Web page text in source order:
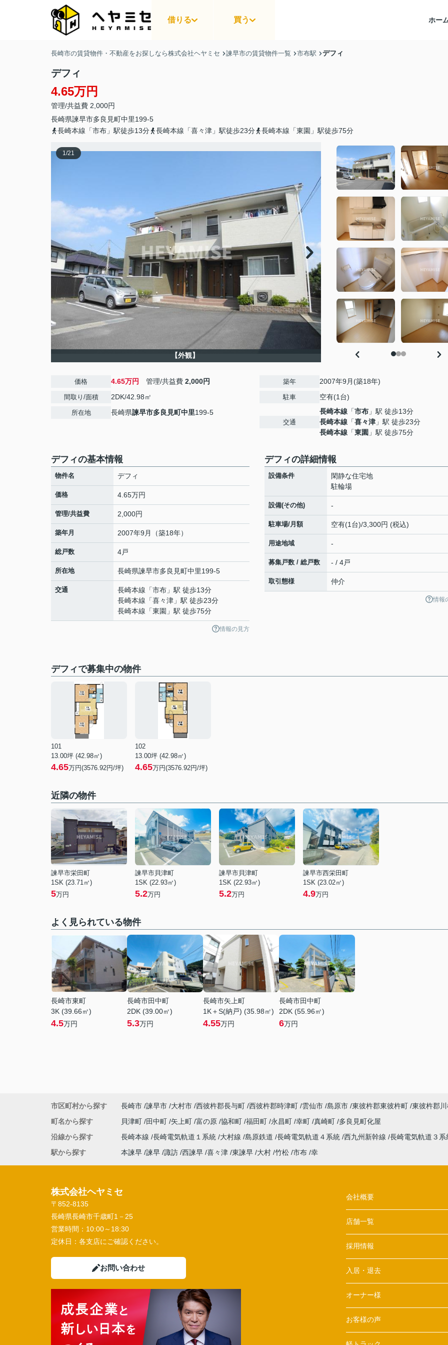
借りる 買う ホー
長崎市の賃貸物件・不動産をお探しなら株式会社ヘヤミセ 諫早市の賃貸物件一覧 市布駅 デフィ
デフィ
4.65万円
管理/共益費 2,000円
長崎県諫早市多良見町中里199-5
長崎本線「市布」駅徒歩13分
長崎本線「喜々津」駅徒歩23分 長崎本線「東園」駅徒歩75分
1/21
【外観】
価格 4.65万円 管理/共益費 2,000円
間取り/面積 2DK/42.98㎡
所在地 長崎県諫早市多良見町中里199-5
築年 2007年9月(築18年)
駐車 空有(1台)
交通
長崎本線 「市布 」駅 徒歩13分
長崎本線 「喜々津 」駅 徒歩23分
長崎本線 「東園 」駅 徒歩75分
デフィの基本情報
物件名 デフィ
価格 4.65万円
管理/共益費 2,000円
築年月 2007年9月（築18年）
総戸数 4戸
所在地 長崎県諫早市多良見町中里199-5
交通 長崎本線 「市布 」駅 徒歩13分
長崎本線 「喜々津 」駅 徒歩23分
長崎本線 「東園 」駅 徒歩75分
情報の見方
デフィの詳細情報
設備条件
閑静な住宅地
駐輪場
設備(その他) -
駐車場/月額 空有(1台)/3,300円 (税込)
用途地域 -
募集戸数 / 総戸数 - / 4戸
取引態様 仲介
情報
デフィで募集中の物件
101
13.00坪 (42.98㎡)
4.65万円(3576.92円/坪)
102
13.00坪 (42.98㎡)
4.65万円(3576.92円/坪)
近隣の物件
諫早市栄田町
1SK (23.71㎡)
5万円
諫早市貝津町
1SK (22.93㎡)
5.2万円
諫早市貝津町
1SK (22.93㎡)
5.2万円
諫早市西栄田町
1SK (23.02㎡)
4.9万円
よく見られている物件
長崎市東町
3K (39.66㎡)
4.5万円
長崎市田中町
2DK (39.00㎡)
5.3万円
長崎市矢上町
1K＋S(納戸) (35.98㎡)
4.55万円
長崎市田中町
2DK (55.96㎡)
6万円
市区町村から探す 長崎市 諫早市 大村市 西彼杵郡長与町 西彼杵郡時津町 雲仙市 島原市 東彼杵郡東彼杵町 東彼杵郡
町名から探す
貝津町 田中町 矢上町 富の原 協和町 福田町 永昌町 幸町 真崎町 多良見町化屋
沿線から探す
長崎本線 長崎電気軌道１系統 大村線 島原鉄道 長崎電気軌道４系統 西九州新幹線 長崎電気軌道３
駅から探す
本諫早 諫早 諏訪 西諫早 喜々津 東諫早 大村 竹松 市布 幸
株式会社ヘヤミセ
〒852-8135
長崎県長崎市千歳町1－25
営業時間： 10:00～18:30
定休日： 各支店にご確認ください。
お問い合わせ
会社概要
店舗一覧
採用情報
入居・退去
オーナー様
お客様の声